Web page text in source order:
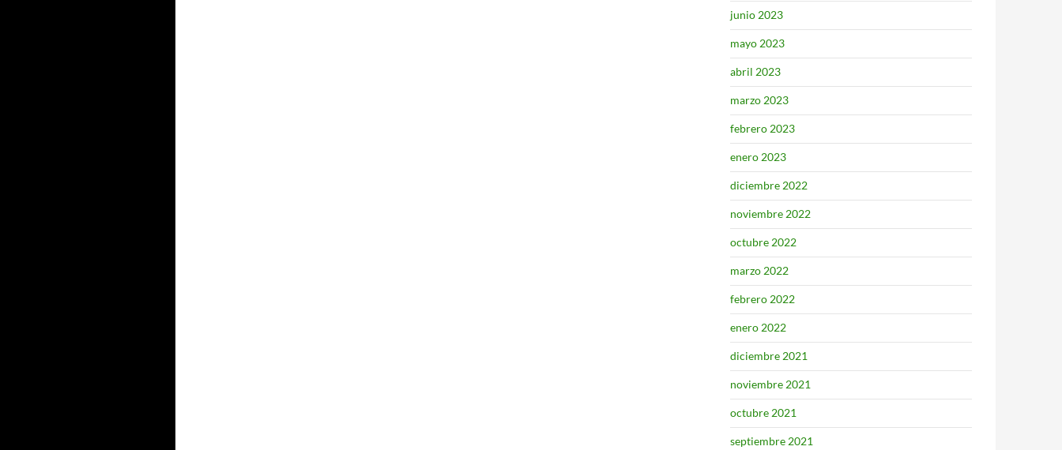
junio 2023
mayo 2023
abril 2023
marzo 2023
febrero 2023
enero 2023
diciembre 2022
noviembre 2022
octubre 2022
marzo 2022
febrero 2022
enero 2022
diciembre 2021
noviembre 2021
octubre 2021
septiembre 2021